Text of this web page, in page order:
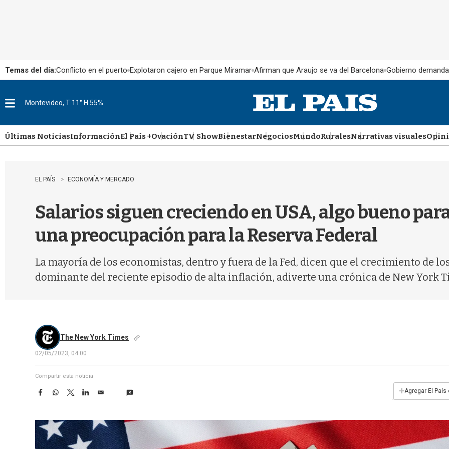
Temas del día:Conflicto en el puerto Explotaron cajero en Parque Miramar Afirman que Araujo se va del Barcelona Gobierno
u
Montevideo, T 11° H 55%
Últimas NoticiasInformaciónEl País +OvaciónTV ShowBienestarNegociosMundoRuralesNarrativas visuales
EL PAÍS ECONOMÍA Y MERCADO
Salarios siguen creciendo en USA, algo bueno
una preocupación para la Reserva Federal
La mayoría de los economistas, dentro y fuera de la Fed, dicen que el crecimiento de
dominante del reciente episodio de alta inflación, adiverte una crónica de New York
The New York Times
02/05/2023, 04:00
Compartir esta noticia
F
e
b
o
W
t
s
A
T
w
t
t
e
L
k
e
d
E
i
l
+Agregar El País